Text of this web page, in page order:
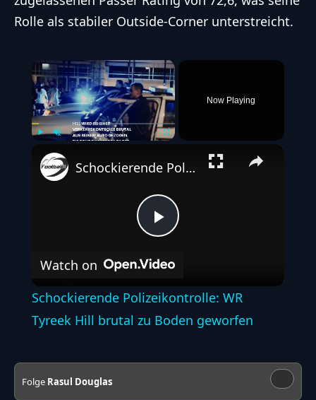
Rolle als stabiler Outside-Corner unterstreicht.
×
Now Playing
Play
Video
Schockierende Polizeikontrolle: WR Tyreek Hill brutal zu Boden geworfen
Watch on
Schockierende Polizeikontrolle: WR
Tyreek Hill brutal zu Boden geworfen
Folge Rasul Douglas